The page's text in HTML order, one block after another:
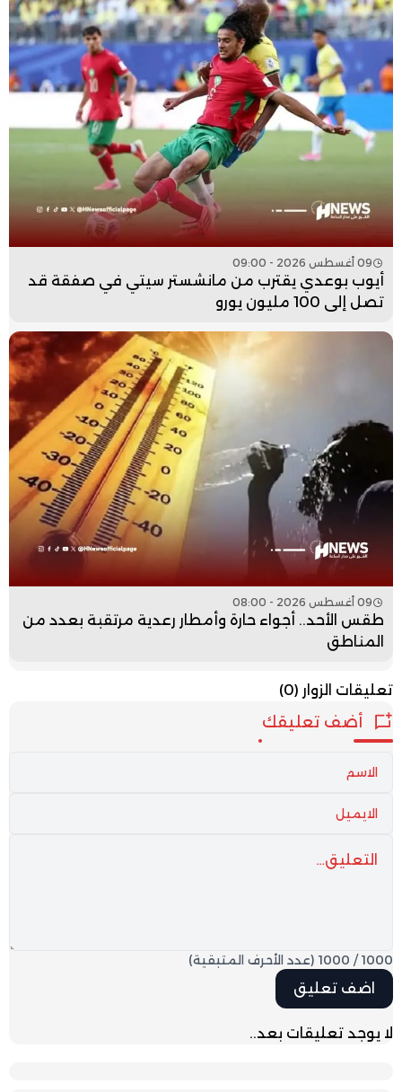
09 أغسطس 2026 - 09:00
أيوب بوعدي يقترب من مانشستر سيتي في صفقة قد
تصل إلى 100 مليون يورو
09 أغسطس 2026 - 08:00
طقس الأحد.. أجواء حارة وأمطار رعدية مرتقبة بعدد من
المناطق
تعليقات الزوار (0)
أضف تعليقك
1000
/
1000 (عدد الأحرف المتبقية)
لا يوجد تعليقات بعد..